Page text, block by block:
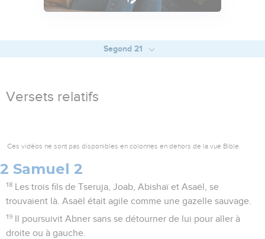
Segond 21
Versets relatifs
Ces vidéos ne sont pas disponibles en colonnes en dehors de la vue Bible.
2 Samuel 2
18
Les trois fils de Tseruja, Joab, Abishaï et Asaël, se
trouvaient là. Asaël était agile comme une gazelle sauvage.
19
Il poursuivit Abner sans se détourner de lui pour aller à
droite ou à gauche.